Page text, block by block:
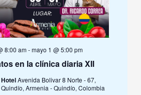
en la clínica diaria XII
8:00 am-mayo 1 @ 5:00 pm
Avenida Bolivar 8 Norte - 67,
Armenia - Quindío, Colombia